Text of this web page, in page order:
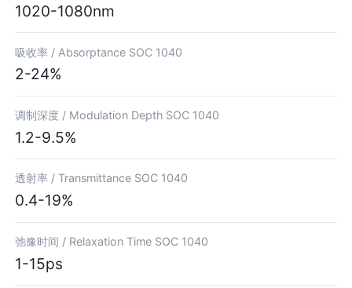
1020-1080nm
吸收率 / Absorptance SOC 1040
2-24%
调制深度 / Modulation Depth SOC 1040
1.2-9.5%
透射率 /Transmittance SOC 1040
0.4-19%
弛豫时间 / Relaxation Time SOC 1040
1-15ps